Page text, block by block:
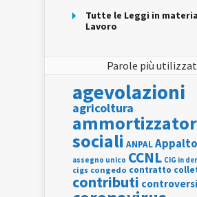
Tutte le Leggi in
Lavoro
Parole più
agevolazioni
agricoltura
sociali ANPALAppalto
assegno unico CCNL CIG in
cigs congedo contratto
contributi